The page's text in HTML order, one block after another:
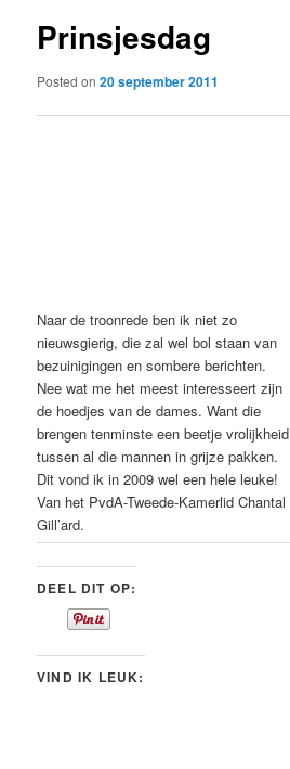
content
Prinsjesdag
Posted on20 september 2011
Naar de troonrede ben ik niet zo
nieuwsgierig, die zal wel bol staan van
bezuinigingen en sombere berichten.
Nee wat me het meest interesseert zijn
de hoedjes van de dames. Want die
brengen tenminste een beetje vrolijkheid
tussen al die mannen in grijze pakken.
Dit vond ik in 2009 wel een hele leuke!
Van het PvdA-Tweede-Kamerlid Chantal
Gill’ard.
DEEL DIT OP:
VIND IK LEUK: